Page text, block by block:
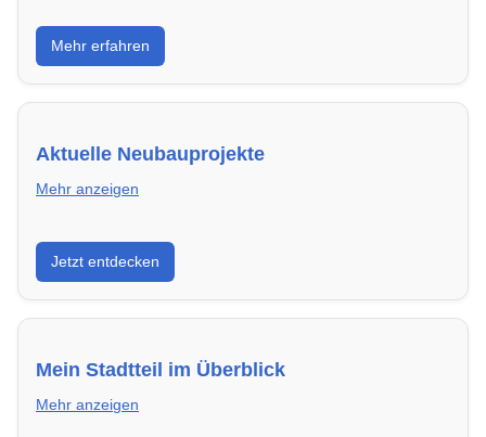
Erfahre, welche Nebenkosten rechtmäßig sind und
wie du deine monatliche Belastung optimieren
kannst.
Mehr erfahren
Aktuelle Neubauprojekte
Mehr anzeigen
Entdecke Neubauprojekte in Karlsbad – modern,
energieeffizient und sofort bezugsfertig.
Jetzt entdecken
Mein Stadtteil im Überblick
Mehr anzeigen